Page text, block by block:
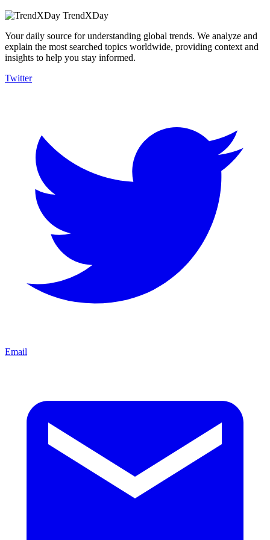
TrendXDay
Your daily source for understanding global trends. We analyze and
explain the most searched topics worldwide, providing context and
insights to help you stay informed.
Twitter
Email